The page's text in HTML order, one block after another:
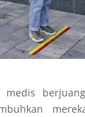
medis